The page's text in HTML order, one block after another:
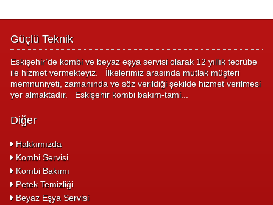
Güçlü Teknik
Eskişehir’de kombi ve beyaz eşya servisi olarak 12 yıllık tecrübe
ile hizmet vermekteyiz. İlkelerimiz arasında mutlak müşteri
memnuniyeti, zamanında ve söz verildiği şekilde hizmet verilmesi
yer almaktadır. Eskişehir kombi bakım-tami...
Diğer
Hakkımızda
Kombi Servisi
Kombi Bakımı
Petek Temizliği
Beyaz Eşya Servisi